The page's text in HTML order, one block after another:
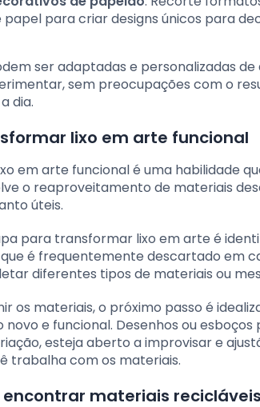
papel para criar designs únicos para
ser adaptadas e personalizadas
sem preocupações com o
dia.
lixo em arte funcional
em arte funcional é uma habilidade
o reaproveitamento de materiais
úteis.
para transformar lixo em arte é
é frequentemente descartado em
diferentes tipos de materiais ou
os materiais, o próximo passo é
e funcional. Desenhos ou
esteja aberto a improvisar e
trabalha com os materiais.
encontrar materiais